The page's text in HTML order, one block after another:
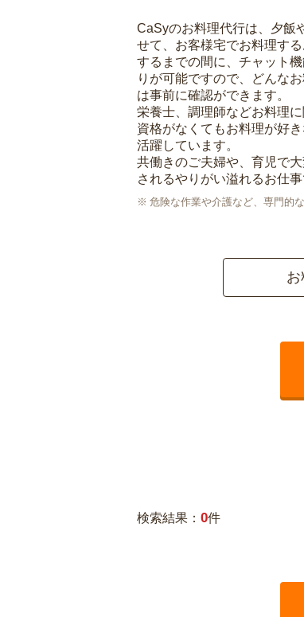
CaSyのお料理代行は、夕飯
せて、お客様宅でお料理す
するまでの間に、チャット
りが可能ですので、どんな
は事前に確認ができます。
栄養士、調理師などお料理
資格がなくてもお料理が好
活躍しています。
共働きのご夫婦や、育児で
されるやりがい溢れるお仕事
危険な作業や介護など、専門的
検索結果： 0件